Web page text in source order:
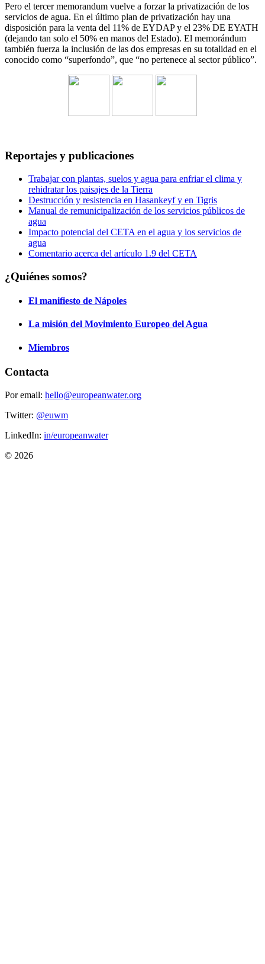
Pero el tercer memorandum vuelve a forzar la privatización de los
servicios de agua. En el último plan de privatización hay una
disposición para la venta del 11% de EYDAP y el 23% DE EYATH
(dejando tan solo el 50% en manos del Estado). El memorándum
también fuerza la inclusión de las dos empresas en su totalidad en el
conocido como “superfondo”, que “no pertenece al sector público”.
Reportajes y publicaciones
Trabajar con plantas, suelos y agua para enfriar el clima y
rehidratar los paisajes de la Tierra
Destrucción y resistencia en Hasankeyf y en Tigris
Manual de remunicipalización de los servicios públicos de
agua
Impacto potencial del CETA en el agua y los servicios de
agua
Comentario acerca del artículo 1.9 del CETA
¿Quiénes somos?
El manifiesto de Nápoles
La misión del Movimiento Europeo del Agua
Miembros
Contacta
Por email: hello@europeanwater.org
Twitter: @euwm
LinkedIn: in/europeanwater
© 2026